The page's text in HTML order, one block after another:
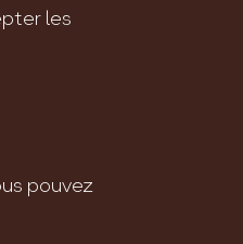
les
pouvez